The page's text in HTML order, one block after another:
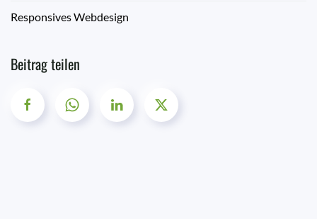
Responsives Webdesign
Beitrag teilen